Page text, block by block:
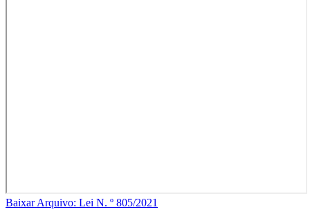
Baixar Arquivo: Lei N. º 805/2021